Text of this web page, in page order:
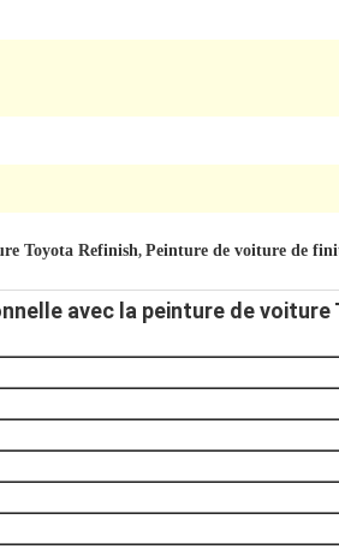
Toyota Refinish, Peinture de voiture de
avec la peinture de voiture